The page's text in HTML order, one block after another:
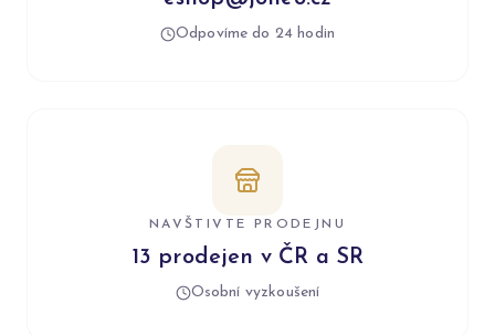
Odpovíme do 24 hodin
NAVŠTIVTE PRODEJNU
13 prodejen v ČR a SR
Osobní vyzkoušení